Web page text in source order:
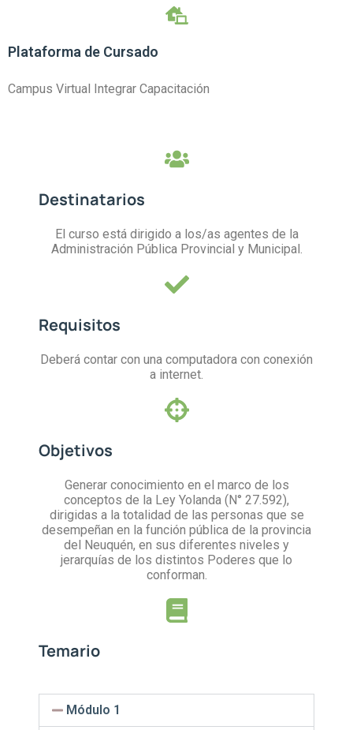
Plataforma de Cursado
Campus Virtual Integrar Capacitación
Destinatarios
El curso está dirigido a los/as agentes de la
Administración Pública Provincial y Municipal.
Requisitos
Deberá contar con una computadora con conexión
a internet.
Objetivos
Generar conocimiento en el marco de los
conceptos de la Ley Yolanda (N° 27.592),
dirigidas a la totalidad de las personas que se
desempeñan en la función pública de la provincia
del Neuquén, en sus diferentes niveles y
jerarquías de los distintos Poderes que lo
conforman.
Temario
Módulo 1